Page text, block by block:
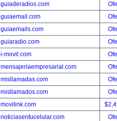
guiaderadios.com
guiaemail.com
guiaemails.com
guiaradio.com
i-movil.com
mensajeriaempresarial.com
misllamadas.com
misllamados.com
movilink.com
noticiasentucelular.com